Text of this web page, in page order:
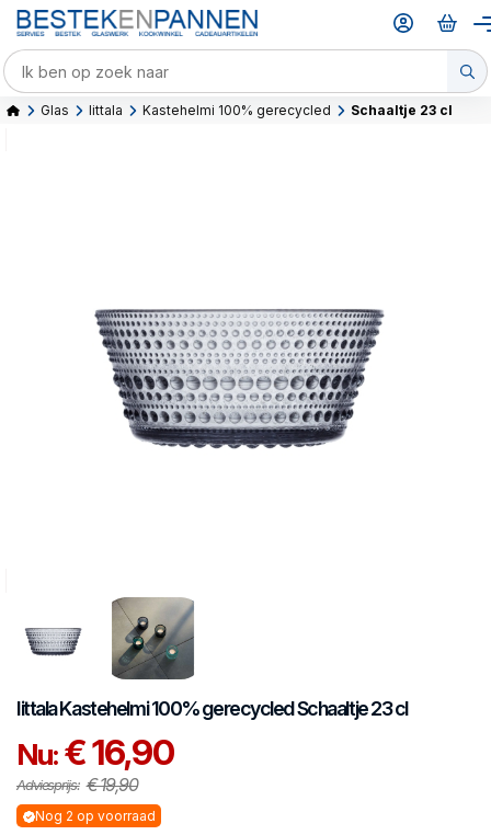
Glas Iittala Kastehelmi 100% gerecycled Schaaltje 23 cl
IittalaKastehelmi 100% gerecycledSchaaltje 23 cl
Nu:€ 16,90
Adviesprijs: € 19,90
Nog 2 op voorraad